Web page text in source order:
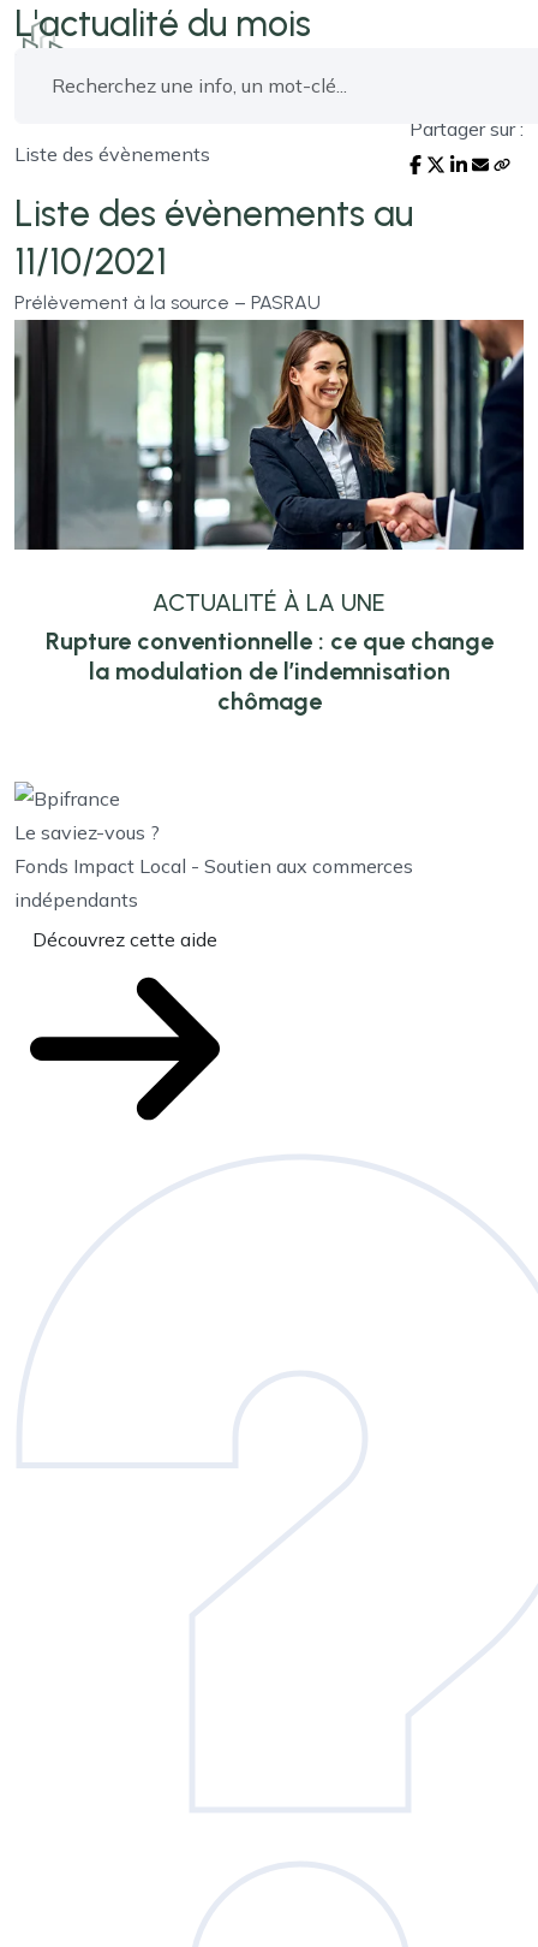
L'actualité du mois
Liste des évènements
Partager sur :
Liste des évènements au
11/10/2021
Prélèvement à la source – PASRAU
ACTUALITÉ À LA UNE
Rupture conventionnelle : ce que change
la modulation de l’indemnisation
chômage
Le saviez-vous ?
Fonds Impact Local - Soutien aux commerces
indépendants
Découvrez cette aide